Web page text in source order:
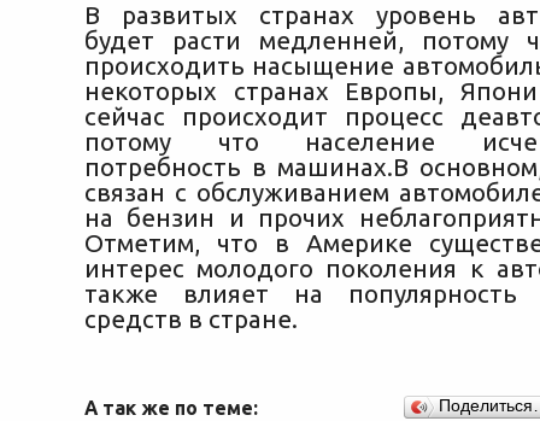
В развитых странах уровень
будет расти медленней, потому
происходить насыщение
некоторых странах Европы,
сейчас происходит процесс
потому что население
потребность в машинах.В
связан с обслуживанием
на бензин и прочих
Отметим, что в Америке
интерес молодого поколения к
также влияет на популярность
средств в стране.
А так же по теме: